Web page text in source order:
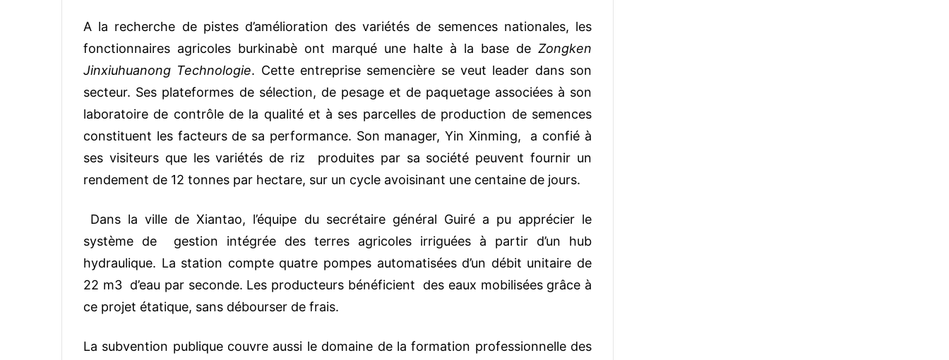
A la recherche de pistes d’amélioration des variétés de semences nationales, les
fonctionnaires agricoles burkinabè ont marqué une halte à la base de Zongken
Jinxiuhuanong Technologie. Cette entreprise semencière se veut leader dans son
secteur. Ses plateformes de sélection, de pesage et de paquetage associées à son
laboratoire de contrôle de la qualité et à ses parcelles de production de semences
constituent les facteurs de sa performance. Son manager, Yin Xinming, a confié à
ses visiteurs que les variétés de riz produites par sa société peuvent fournir un
rendement de 12 tonnes par hectare, sur un cycle avoisinant une centaine de jours.
Dans la ville de Xiantao, l’équipe du secrétaire général Guiré a pu apprécier le
système de gestion intégrée des terres agricoles irriguées à partir d’un hub
hydraulique. La station compte quatre pompes automatisées d’un débit unitaire de
22 m3 d’eau par seconde. Les producteurs bénéficient des eaux mobilisées grâce à
ce projet étatique, sans débourser de frais.
La subvention publique couvre aussi le domaine de la formation professionnelle des